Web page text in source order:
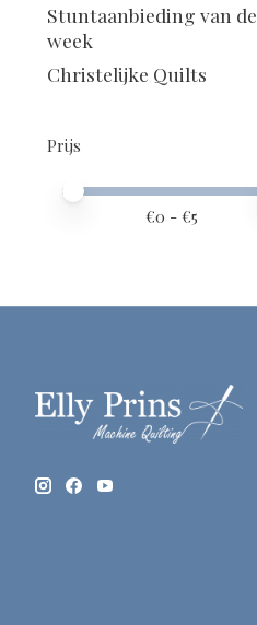
Stuntaanbieding van de
week
Christelijke Quilts
Prijs
Minimale prijswaarde
Price maximum value
€0 - €5